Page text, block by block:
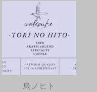
鳥ノヒト